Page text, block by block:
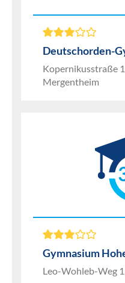
Deutschorden-
Kopernikusstraße
Mergentheim
Gymnasium
Leo-Wohleb-Weg